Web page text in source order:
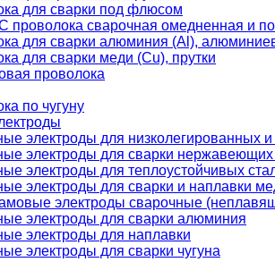
для сварки под флюсом
проволока сварочная омедненная и
для сварки алюминия (Al),
для сварки меди (Cu), прутки
проволока
по чугуну
электроды для низколегированных и
электроды для сварки
электроды для теплоустойчивых
электроды для сварки и наплавки
электроды сварочные
электроды для сварки алюминия
электроды для наплавки
электроды для сварки чугуна